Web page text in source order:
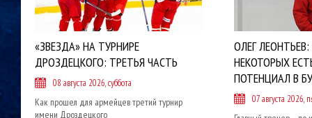
«ЗВЕЗДА» НА ТУРНИРЕ
ДРОЗДЕЦКОГО: ТРЕТЬЯ ЧАСТЬ
08 августа 2026, суббота
Как прошел для армейцев третий турнир
имени Дроздецкого
ОЛЕГ
НЕКОТОРЫХ
ПОТЕНЦИАЛ В
07 августа 2026,